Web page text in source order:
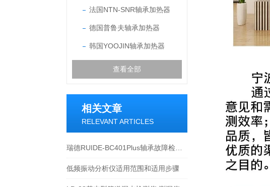
法国NTN-SNR轴承加热器
德国普鲁夫轴承加热器
韩国YOOJIN轴承加热器
查看全部
相关文章
RELEVANT ARTICLES
低频振动分析仪适用范围和适用步骤